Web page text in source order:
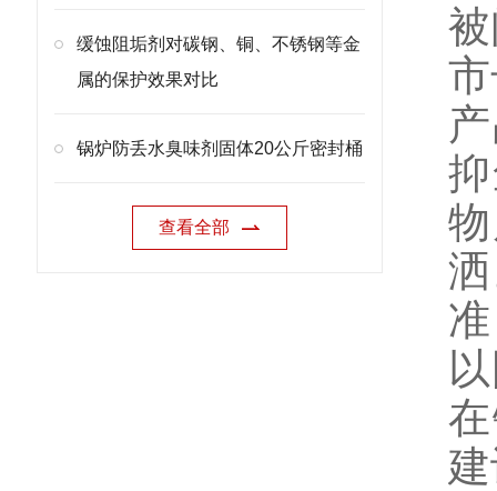
缓蚀阻垢剂对碳钢、铜、不锈钢等金
属的保护效果对比
锅炉防丢水臭味剂固体20公斤密封桶
查看全部